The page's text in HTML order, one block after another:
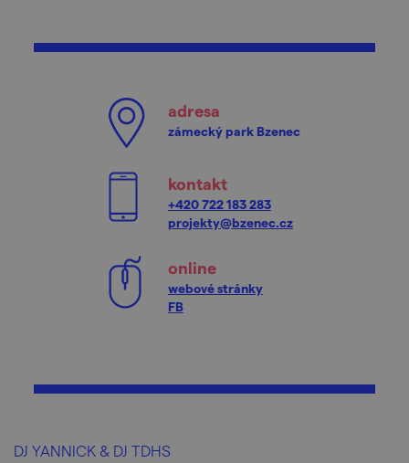
adresa
zámecký park Bzenec
kontakt
+420 722 183 283
projekty@bzenec.cz
online
webové stránky
FB
DJ YANNICK & DJ TDHS